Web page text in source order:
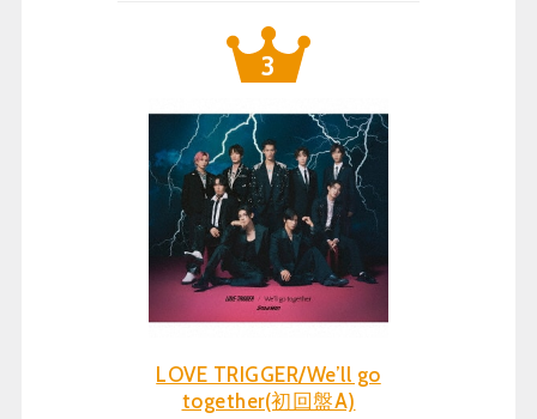
LOVE TRIGGER/We’ll go
together(初回盤A)